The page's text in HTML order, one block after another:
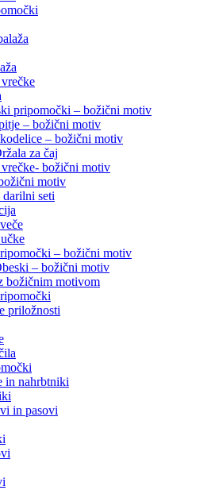
pripomočki – božični motiv
– božični motiv
– božični motiv
za čaj
božični motiv
motiv
seti
– božični motiv
– božični motiv
božičnim motivom
priložnosti
in nahrbtniki
in pasovi